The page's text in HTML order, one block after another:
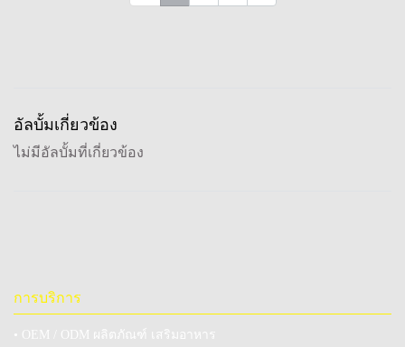
อัลบั้มเกี่ยวข้อง
ไม่มีอัลบั้มที่เกี่ยวข้อง
การบริการ
• OEM / ODM ผลิตภัณฑ์ เสริมอาหาร